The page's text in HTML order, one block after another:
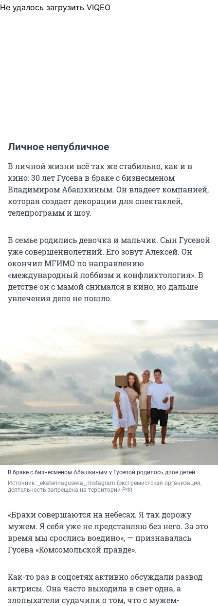
Не удалось загрузить VIQEO
Личное непубличное
В личной жизни всё так же стабильно, как и в
кино: 30 лет Гусева в браке с бизнесменом
Владимиром Абашкиным. Он владеет компанией,
которая создает декорации для спектаклей,
телепрограмм и шоу.
В семье родились девочка и мальчик. Сын Гусевой
уже совершеннолетний. Его зовут Алексей. Он
окончил МГИМО по направлению
«международный лоббизм и конфликтология». В
детстве он с мамой снимался в кино, но дальше
увлечения дело не пошло.
В браке с бизнесменом Абашкиным у Гусевой родилось двое детей
Источник:
_ekaterinaguseva_, Instagram (экстремистская организация,
деятельность запрещена на территории РФ)
«Браки совершаются на небесах. Я так дорожу
мужем. Я себя уже не представляю без него. За это
время мы срослись воедино», — признавалась
Гусева «Комсомольской правде».
Как-то раз в соцсетях активно обсуждали развод
актрисы. Она часто выходила в свет одна, а
злопыхатели судачили о том, что с мужем-